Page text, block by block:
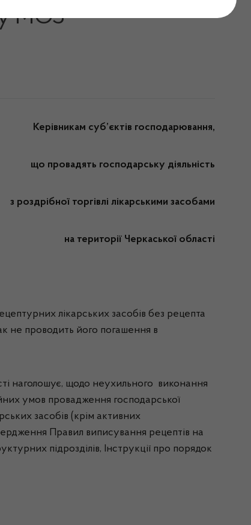
МОЗ
Керівникам суб’єктів господарювання,
що провадять господарську діяльність
з роздрібної торгівлі лікарськими засобами
на території Черкаської області
лікарських засобів без рецепта
не проводить його погашення в
наголошує, щодо неухильного виконання
умов провадження господарської
засобів (крім активних
Правил виписування рецептів на
підрозділів, Інструкції про порядок